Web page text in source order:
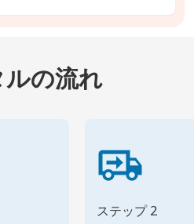
ルの流れ
ステップ 2